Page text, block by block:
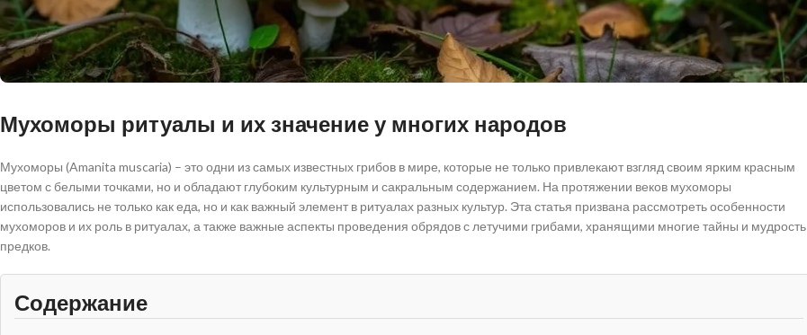
Мухоморы ритуалы и их значение у многих народов
Мухоморы (Amanita muscaria) – это одни из самых известных грибов в мире, которые не только привлекают взгляд своим ярким красным
цветом с белыми точками, но и обладают глубоким культурным и сакральным содержанием. На протяжении веков мухоморы
использовались не только как еда, но и как важный элемент в ритуалах разных культур. Эта статья призвана рассмотреть особенности
мухоморов и их роль в ритуалах, а также важные аспекты проведения обрядов с летучими грибами, хранящими многие тайны и мудрость
предков.
Содержание